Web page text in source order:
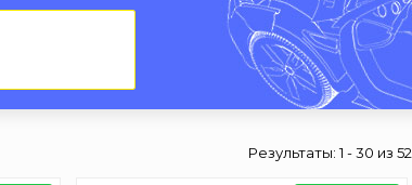
Результаты:1 - 30 из 52